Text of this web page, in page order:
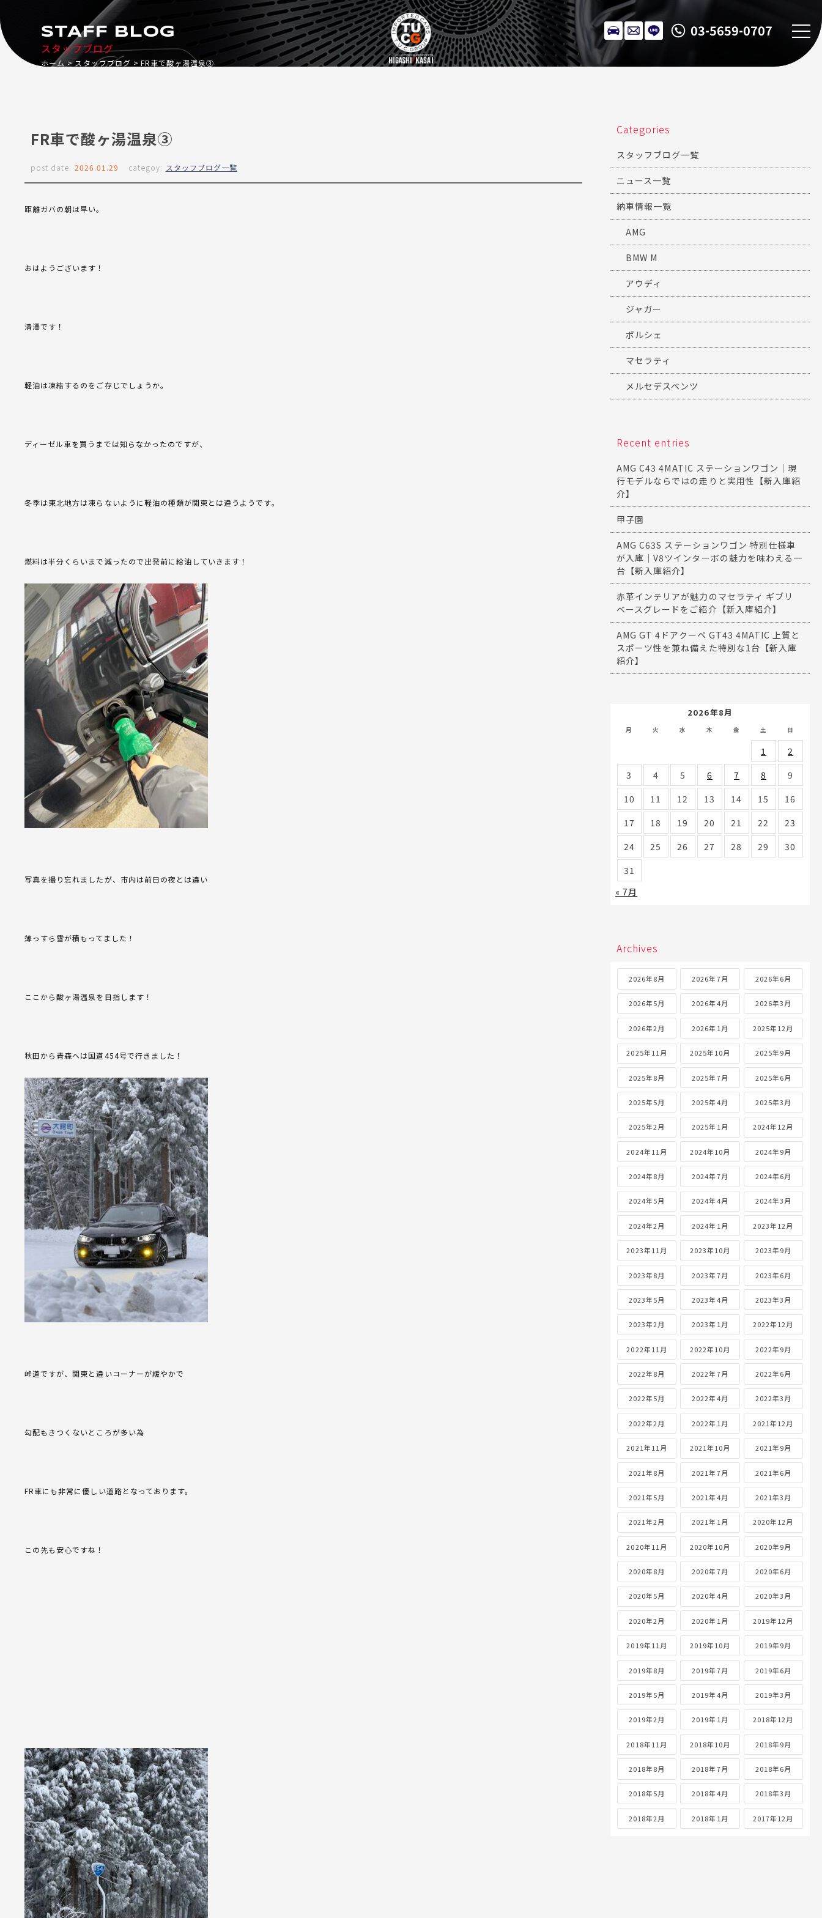
03-5659-0707
スタッフブログ
STAFF BLOG
ホーム スタッフブログ FR車で酸ヶ湯温泉③
FR車で酸ヶ湯温泉③
post date: 2026.01.29 categoy: スタッフブログ一覧
距離ガバの朝は早い。
おはようございます！
清澤です！
軽油は凍結するのをご存じでしょうか。
ディーゼル車を買うまでは知らなかったのですが、
冬季は東北地方は凍らないように軽油の種類が関東とは違うようです。
燃料は半分くらいまで減ったので出発前に給油していきます！
写真を撮り忘れましたが、市内は前日の夜とは違い
薄っすら雪が積もってました！
ここから酸ヶ湯温泉を目指します！
秋田から青森へは国道454号で行きました！
峠道ですが、関東と違いコーナーが緩やかで
勾配もきつくないところが多い為
FR車にも非常に優しい道路となっております。
この先も安心ですね！
Categories
スタッフブログ一覧
ニュース一覧
納車情報一覧
AMG
BMW M
アウディ
ジャガー
ポルシェ
マセラティ
メルセデスベンツ
Recent entries
AMG C43 4MATIC ステーションワゴン｜現
行モデルならではの走りと実用性【新入庫紹
介】
甲子園
AMG C63S ステーションワゴン 特別仕様車
が入庫｜V8ツインターボの魅力を味わえる一
台【新入庫紹介】
赤革インテリアが魅力のマセラティ ギブリ
ベースグレードをご紹介【新入庫紹介】
AMG GT 4ドアクーペ GT43 4MATIC 上質と
スポーツ性を兼ね備えた特別な1台【新入庫
紹介】
2026年8月
月 火 水 木 金 土 日
1
2
3
4 5 6 7 8
9
10
11 12 13 14 15
16
17
18 19 20 21 22
23
24
25 26 27 28 29
30
31
« 7月
Archives
2026年8月 2026年7月 2026年6月
2026年5月 2026年4月 2026年3月
2026年2月 2026年1月 2025年12月
2025年11月 2025年10月 2025年9月
2025年8月 2025年7月 2025年6月
2025年5月 2025年4月 2025年3月
2025年2月 2025年1月 2024年12月
2024年11月 2024年10月 2024年9月
2024年8月 2024年7月 2024年6月
2024年5月 2024年4月 2024年3月
2024年2月 2024年1月 2023年12月
2023年11月 2023年10月 2023年9月
2023年8月 2023年7月 2023年6月
2023年5月 2023年4月 2023年3月
2023年2月 2023年1月 2022年12月
2022年11月 2022年10月 2022年9月
2022年8月 2022年7月 2022年6月
2022年5月 2022年4月 2022年3月
2022年2月 2022年1月 2021年12月
2021年11月 2021年10月 2021年9月
2021年8月 2021年7月 2021年6月
2021年5月 2021年4月 2021年3月
2021年2月 2021年1月 2020年12月
2020年11月 2020年10月 2020年9月
2020年8月 2020年7月 2020年6月
2020年5月 2020年4月 2020年3月
2020年2月 2020年1月 2019年12月
2019年11月 2019年10月 2019年9月
2019年8月 2019年7月 2019年6月
2019年5月 2019年4月 2019年3月
2019年2月 2019年1月 2018年12月
2018年11月 2018年10月 2018年9月
2018年8月 2018年7月 2018年6月
2018年5月 2018年4月 2018年3月
2018年2月 2018年1月 2017年12月